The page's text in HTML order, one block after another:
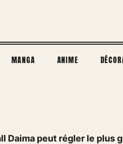
MANGA ANIME
Daima peut régler le plus